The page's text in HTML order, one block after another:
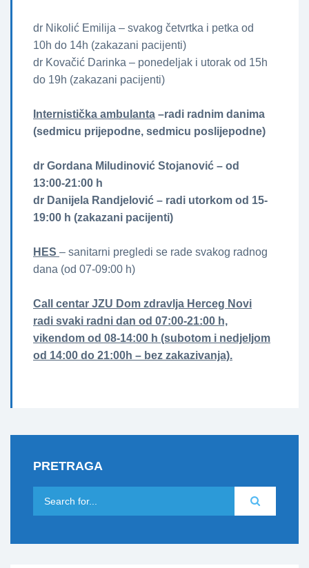
dr Nikolić Emilija – svakog četvrtka i petka od
10h do 14h (zakazani pacijenti)
dr Kovačić Darinka – ponedeljak i utorak od 15h
do 19h (zakazani pacijenti)
Internistička ambulanta –radi radnim danima
(sedmicu prijepodne, sedmicu poslijepodne)
dr Gordana Miludinović Stojanović – od
13:00-21:00 h
dr Danijela Randjelović – radi utorkom od 15-
19:00 h (zakazani pacijenti)
HES – sanitarni pregledi se rade svakog radnog
dana (od 07-09:00 h)
Call centar JZU Dom zdravlja Herceg Novi
radi svaki radni dan od 07:00-21:00 h,
vikendom od 08-14:00 h (subotom i nedjeljom
od 14:00 do 21:00h – bez zakazivanja).
PRETRAGA